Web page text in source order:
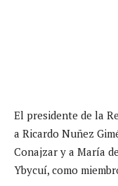
El presidente de la
a Ricardo Nuñez
Conajzar y a María
Ybycuí, como